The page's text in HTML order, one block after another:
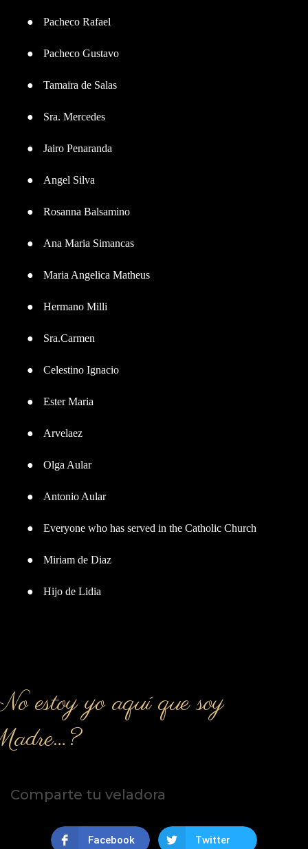
● Pacheco Rafael
● Pacheco Gustavo
● Tamaira de Salas
● Sra. Mercedes
● Jairo Penaranda
● Angel Silva
● Rosanna Balsamino
● Ana Maria Simancas
● Maria Angelica Matheus
● Hermano Milli
● Sra.Carmen
● Celestino Ignacio
● Ester Maria
● Arvelaez
● Olga Aular
● Antonio Aular
● Everyone who has served in the Catholic Church
● Miriam de Diaz
● Hijo de Lidia
estoy yo aquí que soy
Comparte tu veladora
Facebook Twitter